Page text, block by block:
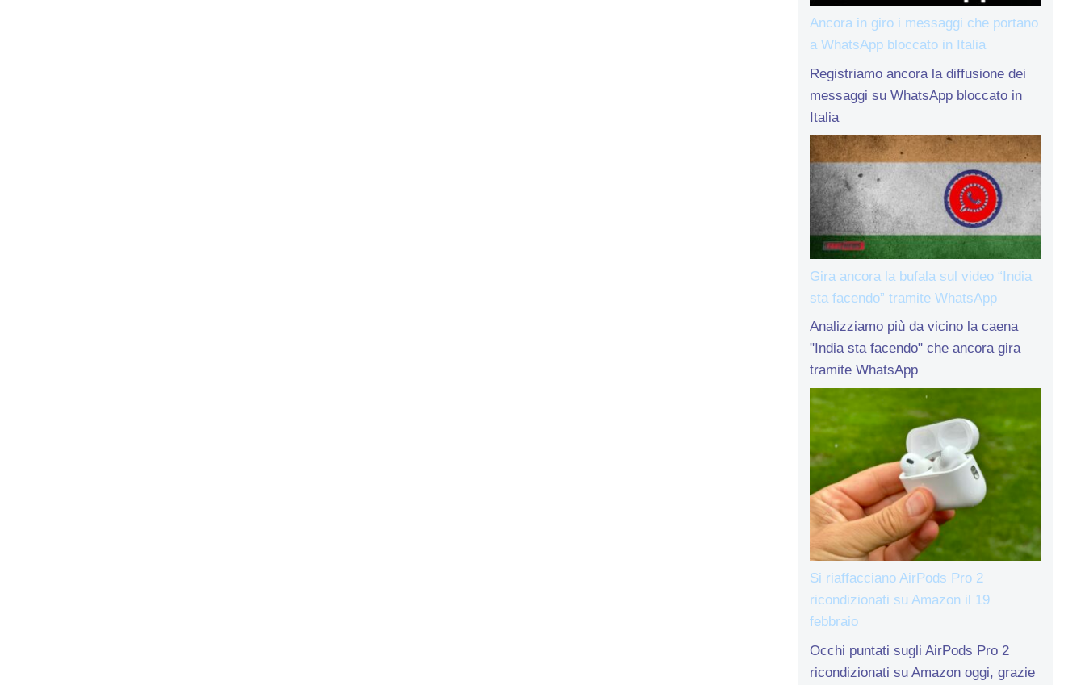
Ancora in giro i messaggi che portano
a WhatsApp bloccato in Italia
Registriamo ancora la diffusione dei
messaggi su WhatsApp bloccato in
Italia
Gira ancora la bufala sul video “India
sta facendo” tramite WhatsApp
Analizziamo più da vicino la caena
"India sta facendo" che ancora gira
tramite WhatsApp
Si riaffacciano AirPods Pro 2
ricondizionati su Amazon il 19
febbraio
Occhi puntati sugli AirPods Pro 2
ricondizionati su Amazon oggi, grazie